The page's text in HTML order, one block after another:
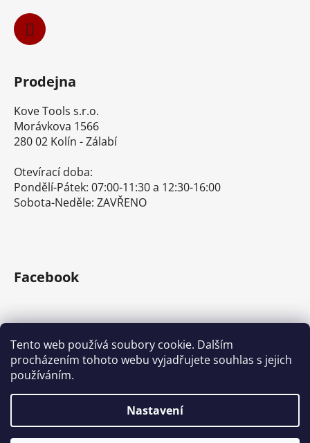
Tento web používá soubory cookie. Dalším
procházením tohoto webu vyjadřujete souhlas s jejich
používáním.
Nastavení
Prodejna
Kove Tools s.r.o.
Morávkova 1566
280 02 Kolín - Zálabí
Otevírací doba:
Pondělí-Pátek: 07:00-11:30 a 12:30-16:00
Sobota-Neděle: ZAVŘENO
Facebook
E-shop s ručním nářadím
Kove Tools s.r.o.